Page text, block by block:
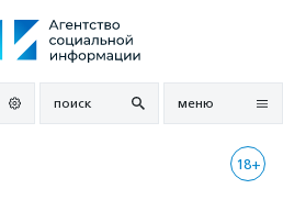
поиск меню
18+